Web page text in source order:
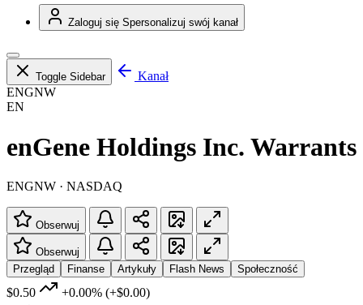
Zaloguj się Spersonalizuj swój kanał
Toggle Sidebar
Kanał
ENGNW
EN
enGene Holdings Inc. Warrants
ENGNW · NASDAQ
Obserwuj
Obserwuj
Przegląd
Finanse Artykuły Flash News Społeczność
$0.50 +0.00% (+$0.00)